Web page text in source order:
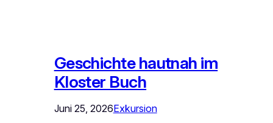
Geschichte hautnah im
Kloster Buch
Juni 25, 2026Exkursion